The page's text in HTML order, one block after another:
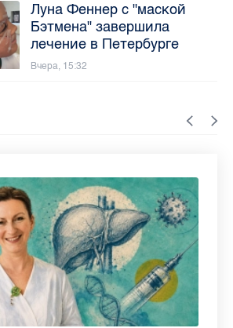
Луна Феннер с "маской
Бэтмена" завершила
лечение в Петербурге
Вчера, 15:32